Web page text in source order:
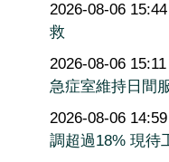
2026-08-06 15:44
救
2026-08-06 15:11
急症室維持日間
2026-08-06 14:59
調超過18% 現待